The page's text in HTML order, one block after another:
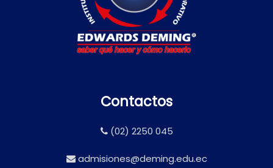
Contactos
(02) 2250 045
admisiones@deming.edu.ec